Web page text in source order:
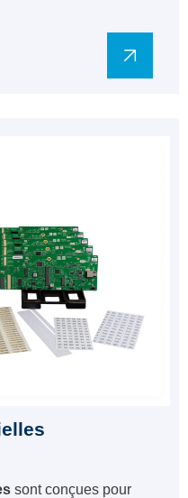
sont conçues pour